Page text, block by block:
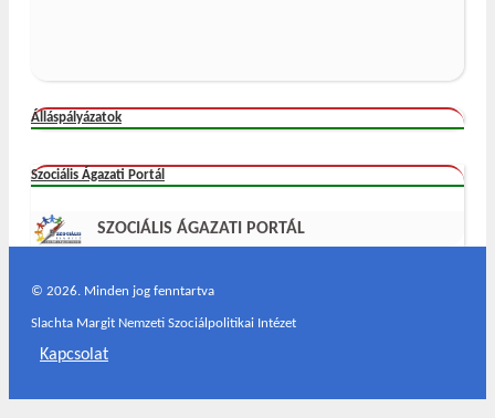
Álláspályázatok
Szociális Ágazati Portál
SZOCIÁLIS ÁGAZATI PORTÁL
© 2026. Minden jog fenntartva
Slachta Margit Nemzeti Szociálpolitikai Intézet
Kapcsolat